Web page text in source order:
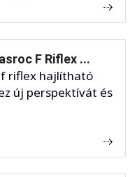
F Riflex ...
f riflex hajlítható
új perspektívát és